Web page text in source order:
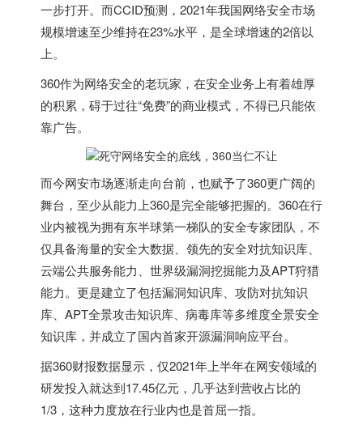
一步打开。而CCID预测，2021年我国网络安全市场
规模增速至少维持在23%水平，是全球增速的2倍以
上。
360作为网络安全的老玩家，在安全业务上有着雄厚
的积累，碍于过往“免费”的商业模式，不得已只能依
靠广告。
而今网安市场逐渐走向台前，也赋予了360更广阔的
舞台，至少从能力上360是完全能够把握的。360在行
业内被视为拥有东半球第一梯队的安全专家团队，不
仅具备海量的安全大数据、领先的安全对抗知识库、
云端公共服务能力、世界级漏洞挖掘能力及APT狩猎
能力。更是建立了包括漏洞知识库、攻防对抗知识
库、APT全景攻击知识库、病毒库等多维度全景安全
知识库，并成立了国内首家开源漏洞响应平台。
据360财报数据显示，仅2021年上半年在网安领域的
研发投入就达到17.45亿元，几乎达到营收占比的
1/3，这种力度放在行业内也是首屈一指。